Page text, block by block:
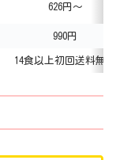
626円～
990円
14食以上初回送料無料